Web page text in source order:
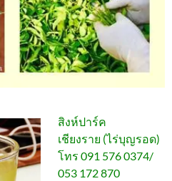
สิงห์ปาร์ค
เชียงราย (ไร่บุญรอด)
โทร 091 576 0374/
053 172 870